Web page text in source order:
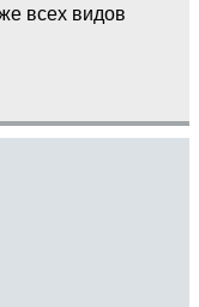
всех видов